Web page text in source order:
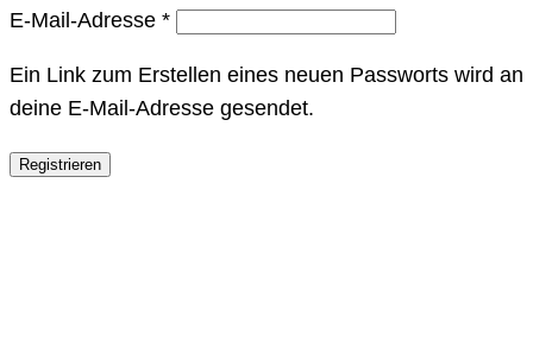
E-Mail-Adresse *Erforderlich
Ein Link zum Erstellen eines neuen Passworts wird an
deine E-Mail-Adresse gesendet.
Registrieren